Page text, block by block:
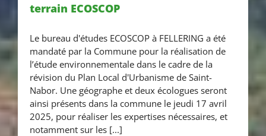
Investigations de terrain
ECOSCOP
terrain ECOSCOP
Le bureau d'études ECOSCOP à FELLERING a été
mandaté par la Commune pour la réalisation de
l’étude environnementale dans le cadre de la
révision du Plan Local d'Urbanisme de Saint-
Nabor. Une géographe et deux écologues seront
ainsi présents dans la commune le jeudi 17 avril
2025, pour réaliser les expertises nécessaires, et
notamment sur les [...]